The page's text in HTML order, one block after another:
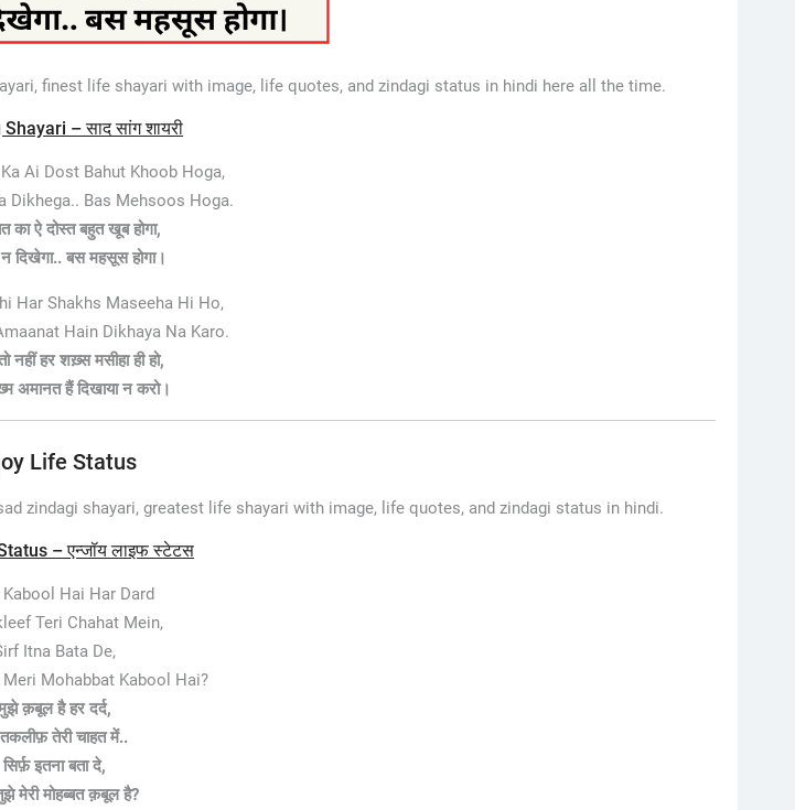
finest life shayari with image, life quotes, and zindagi status in hindi here all the time.
– साद सांग शायरी
Ai Dost Bahut Khoob Hoga,
Dikhega.. Bas Mehsoos Hoga.
का ऐ दोस्त बहुत खूब होगा,
दिखेगा.. बस महसूस होगा।
Har Shakhs Maseeha Hi Ho,
Hain Dikhaya Na Karo.
नहीं हर शख़्स मसीहा ही हो,
अमानत हैं दिखाया न करो।
Life Status
zindagi shayari, greatest life shayari with image, life quotes, and zindagi status in hindi.
– एन्जॉय लाइफ स्टेटस
Hai Har Dard
Teri Chahat Mein,
Itna Bata De,
Meri Mohabbat Kabool Hai?
क़बूल है हर दर्द,
तेरी चाहत में..
सिर्फ़ इतना बता दे,
मेरी मोहब्बत क़बूल है?